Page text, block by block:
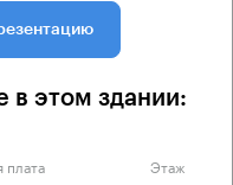
в этом здании:
плата Этаж